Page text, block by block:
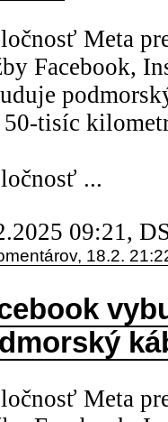
Meta
Facebook,
50-tisíc
...
09:21,
18.2.
Meta